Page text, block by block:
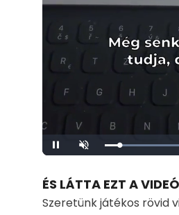
Pause Unmute Loaded:
100.00%
ÉS LÁTTA EZT A
Szeretünk játékos rövid